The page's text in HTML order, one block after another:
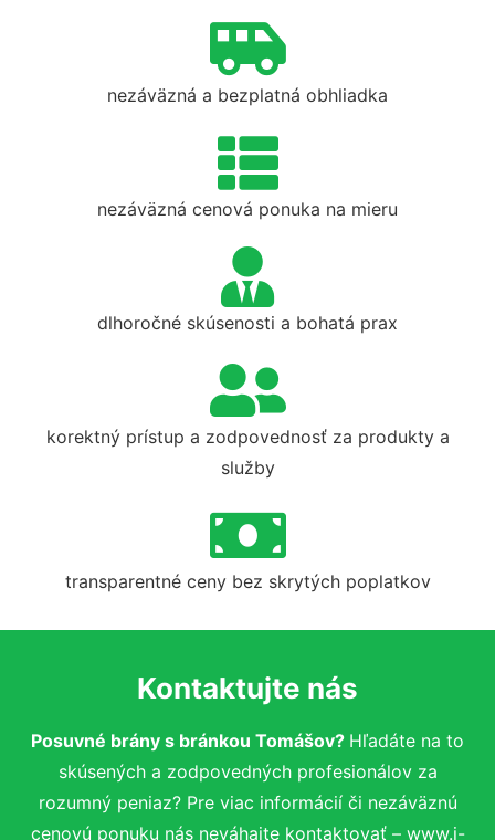
nezáväzná a bezplatná obhliadka
nezáväzná cenová ponuka na mieru
dlhoročné skúsenosti a bohatá prax
korektný prístup a zodpovednosť za produkty a
služby
transparentné ceny bez skrytých poplatkov
Kontaktujte nás
Posuvné brány s bránkou Tomášov? Hľadáte na to
skúsených a zodpovedných profesionálov za
rozumný peniaz? Pre viac informácií či nezáväznú
cenovú ponuku nás neváhajte kontaktovať – www.i-